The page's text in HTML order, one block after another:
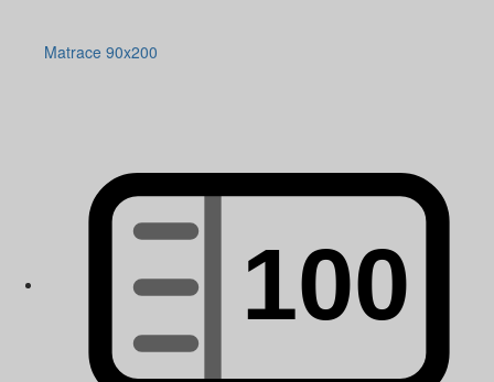
Matrace 90x200